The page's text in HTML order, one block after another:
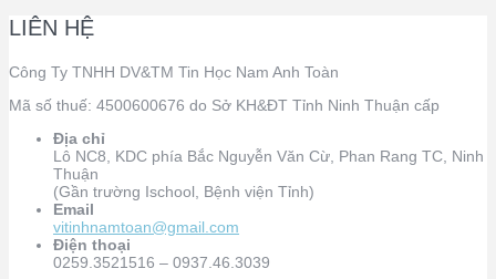
LIÊN HỆ
Công Ty TNHH DV&TM Tin Học Nam Anh Toàn
Mã số thuế: 4500600676 do Sở KH&ĐT Tỉnh Ninh Thuận cấp
Địa chỉ
Lô NC8, KDC phía Bắc Nguyễn Văn Cừ, Phan Rang TC, Ninh
Thuận
(Gần trường Ischool, Bệnh viện Tỉnh)
Email
vitinhnamtoan@gmail.com
Điện thoại
0259.3521516 – 0937.46.3039